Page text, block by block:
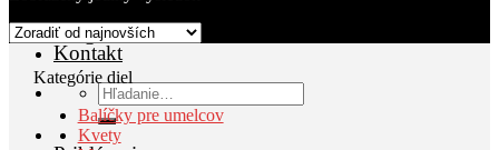
Blog
Kontakt
Hľadať:
Kategórie diel
Balíčky pre umelcov
Kvety